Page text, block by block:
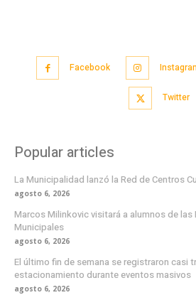
Facebook
Twitter
Popular articles
La Municipalidad lanzó la Red de Centros
agosto 6, 2026
Marcos Milinkovic visitará a alumnos de las
Municipales
agosto 6, 2026
El último fin de semana se registraron casi
estacionamiento durante eventos masivos
agosto 6, 2026